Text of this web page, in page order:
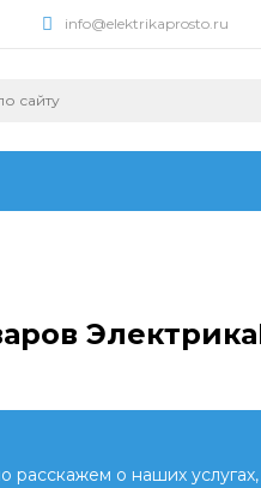
info@elektrikaprosto.ru
расскажем о наших